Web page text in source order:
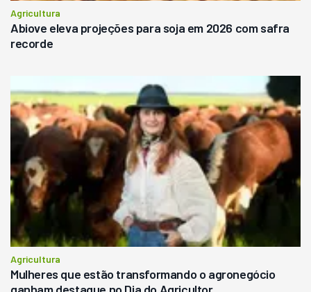
Agricultura
Abiove eleva projeções para soja em 2026 com safra
recorde
Agricultura
Mulheres que estão transformando o agronegócio